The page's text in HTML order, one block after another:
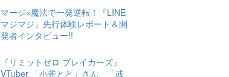
マージ×魔法で一発逆転！『LINE
マジマジ』先行体験レポート＆開
発者インタビュー!!
『リミットゼロ ブレイカーズ』
VTuber 「小雀とと」さん、「或